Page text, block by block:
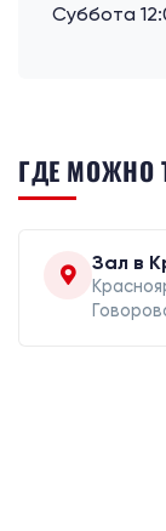
Суббота
ГДЕ МОЖНО
Зал в